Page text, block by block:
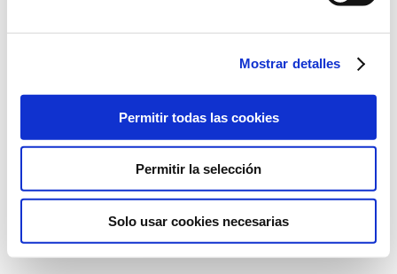
Mostrar detalles
Permitir todas las cookies
Permitir la selección
Solo usar cookies necesarias
©2022 Laboratorios BABÉ S.L.
POLÍTICA DE COOKIES